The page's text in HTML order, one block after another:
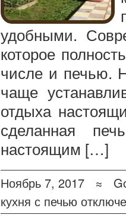
удобными.
которое
числе и печью.
чаще
отдыха
сделанная
настоящим […]
Ноябрь 7, 2017 ≈
кухня с печью